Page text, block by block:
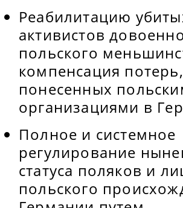
Реабилитацию
активистов
польского
компенсация потерь,
понесенных
организациями в
Полное и системное
регулирование
статуса поляков и
польского